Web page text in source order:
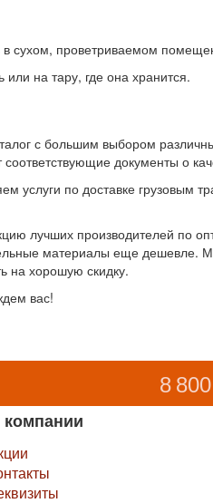
сухом, проветриваемом
на тару, где она хранится.
с большим выбором
документы о
услуги по доставке грузовым
лучших производителей по
материалы еще дешевле.
на хорошую скидку.
вас!
8 800